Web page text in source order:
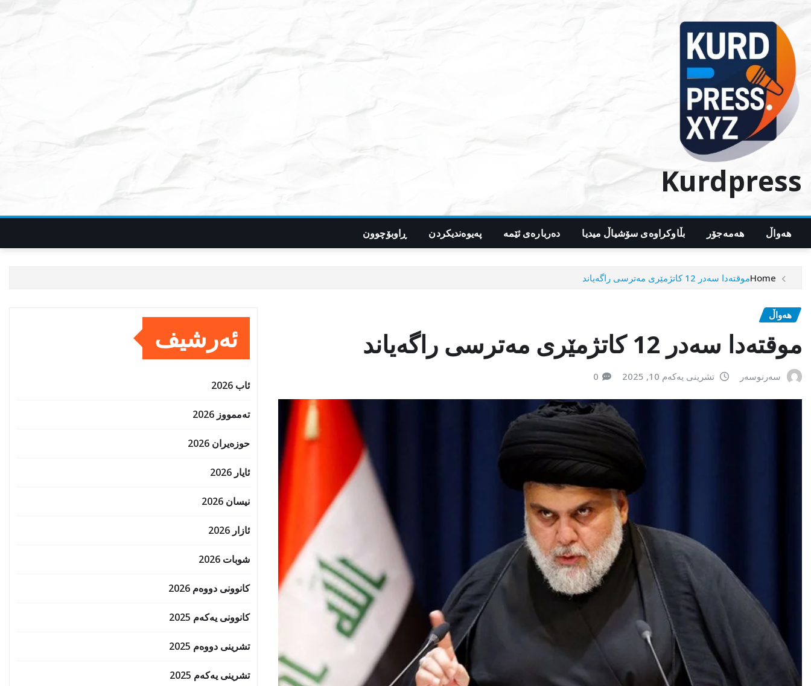
content
Kurdpress
هەواڵ هەمەجۆر بڵاوکراوەی سۆشیاڵ میدیا دەربارەی ئێمە پەیوەندیکردن ڕاوبۆچوون
Homeموقتەدا سەدر 12 کاتژمێری مەترسی راگەیاند
هەواڵ
موقتەدا سەدر 12 کاتژمێری مەترسی راگەیاند
سەرنوسەر تشرینی یەکەم 10, 2025 0
ئەرشیف
ئاب 2026
تەممووز 2026
حوزه‌یران 2026
ئایار 2026
نیسان 2026
ئازار 2026
شوبات 2026
کانوونی دووەم 2026
کانوونی یەکەم 2025
تشرینی دووەم 2025
تشرینی یەکەم 2025